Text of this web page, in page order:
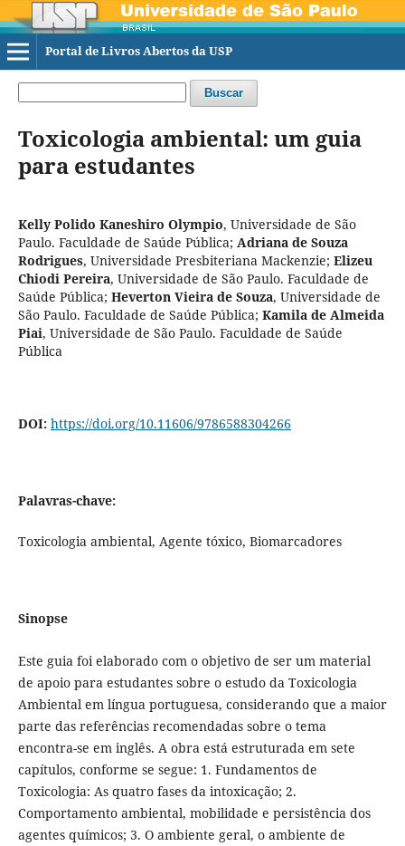
Portal de Livros Abertos da USP
Buscar
Toxicologia ambiental: um guia
para estudantes
Kelly Polido Kaneshiro Olympio, Universidade de São
Paulo. Faculdade de Saúde Pública; Adriana de Souza
Rodrigues, Universidade Presbiteriana Mackenzie; Elizeu
Chiodi Pereira, Universidade de São Paulo. Faculdade de
Saúde Pública; Heverton Vieira de Souza, Universidade de
São Paulo. Faculdade de Saúde Pública; Kamila de Almeida
Piai, Universidade de São Paulo. Faculdade de Saúde
Pública
DOI: https://doi.org/10.11606/9786588304266
Palavras-chave:
Toxicologia ambiental, Agente tóxico, Biomarcadores
Sinopse
Este guia foi elaborado com o objetivo de ser um material
de apoio para estudantes sobre o estudo da Toxicologia
Ambiental em língua portuguesa, considerando que a maior
parte das referências recomendadas sobre o tema
encontra-se em inglês. A obra está estruturada em sete
capítulos, conforme se segue: 1. Fundamentos de
Toxicologia: As quatro fases da intoxicação; 2.
Comportamento ambiental, mobilidade e persistência dos
agentes químicos; 3. O ambiente geral, o ambiente de